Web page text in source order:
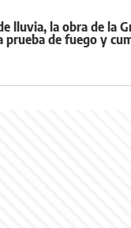
lluvia, la obra de la
prueba de fuego y